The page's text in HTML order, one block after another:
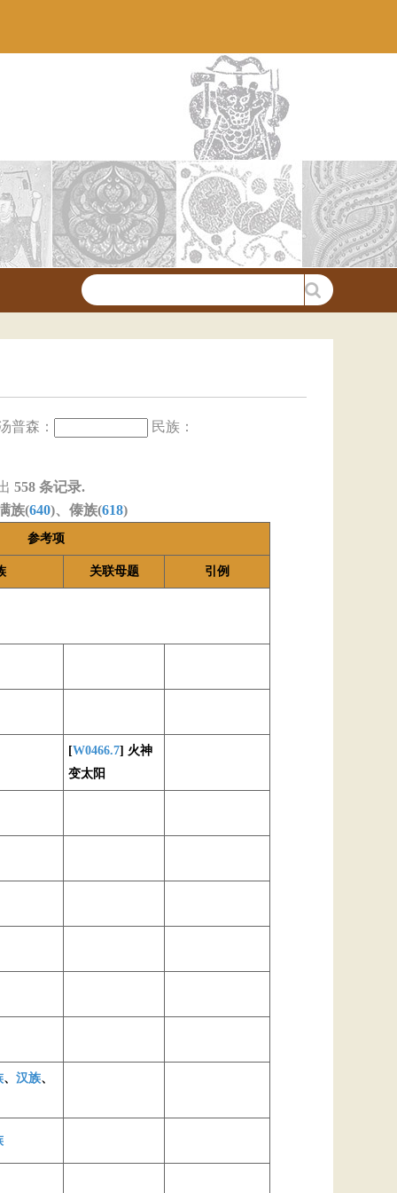
普森： 民族：
558 条记录.
族(640)、傣族(618)
参考项
关联母题 引例
[W0466.7] 火神
变太阳
、 汉族、